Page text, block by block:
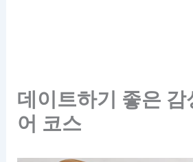
데이트하기 좋은 감
어 코스